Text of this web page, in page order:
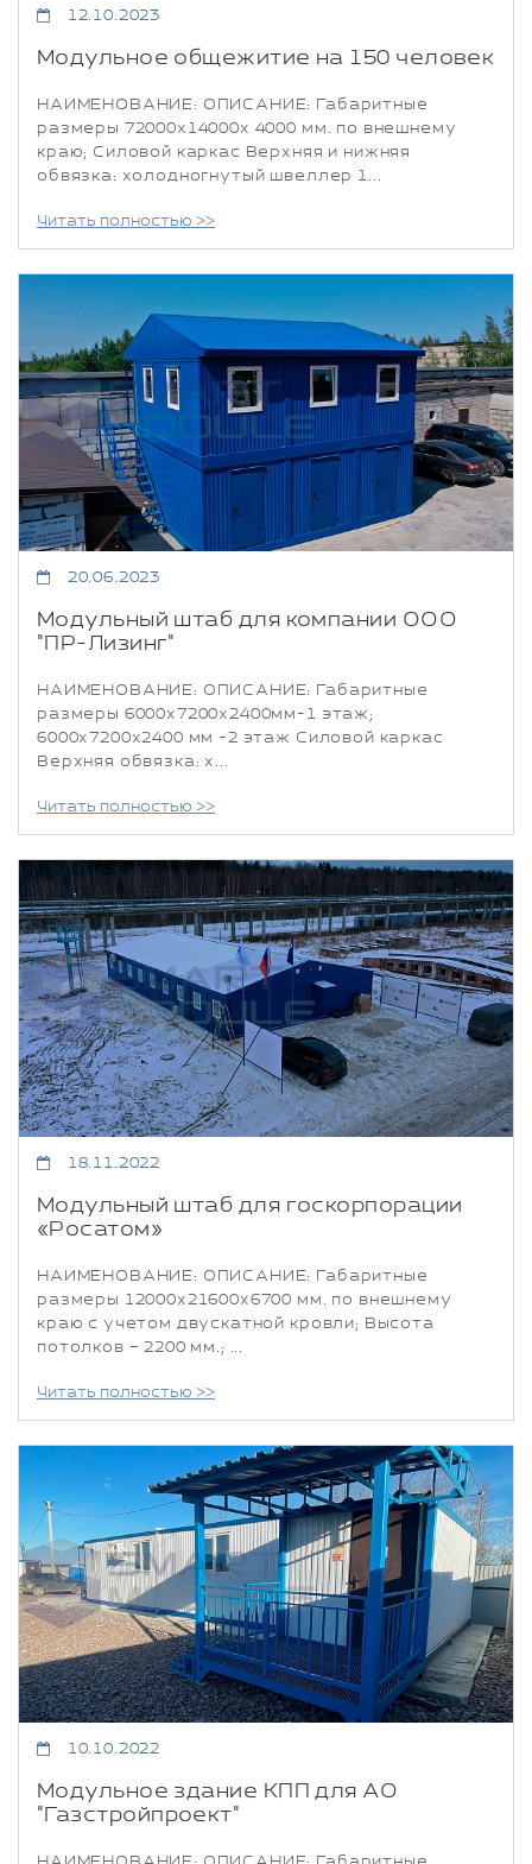
12.10.2023
Модульное общежитие на 150 человек
НАИМЕНОВАНИЕ: ОПИСАНИЕ: Габаритные
размеры 72000х14000х 4000 мм. по внешнему
краю; Силовой каркас Верхняя и нижняя
обвязка: холодногнутый швеллер 1...
Читать полностью >>
20.06.2023
Модульный штаб для компании ООО
"ПР-Лизинг"
НАИМЕНОВАНИЕ: ОПИСАНИЕ: Габаритные
размеры 6000х7200х2400мм-1 этаж;
6000х7200х2400 мм -2 этаж Силовой каркас
Верхняя обвязка: х...
Читать полностью >>
18.11.2022
Модульный штаб для госкорпорации
«Росатом»
НАИМЕНОВАНИЕ: ОПИСАНИЕ: Габаритные
размеры 12000х21600х6700 мм. по внешнему
краю с учетом двускатной кровли; Высота
потолков – 2200 мм.; ...
Читать полностью >>
10.10.2022
Модульное здание КПП для АО
"Газстройпроект"